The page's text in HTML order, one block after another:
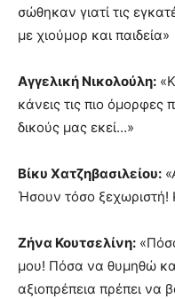
σώθηκαν γιατί τις
με χιούμορ και παιδεία»
Αγγελική Νικολούλη:
κάνεις τις πιο
δικούς μας εκεί…»
Βίκυ Χατζηβασιλείου:
Ήσουν τόσο ξεχωριστή!
Ζήνα Κουτσελίνη:
μου! Πόσα να θυμηθώ
αξιοπρέπεια πρέπει να